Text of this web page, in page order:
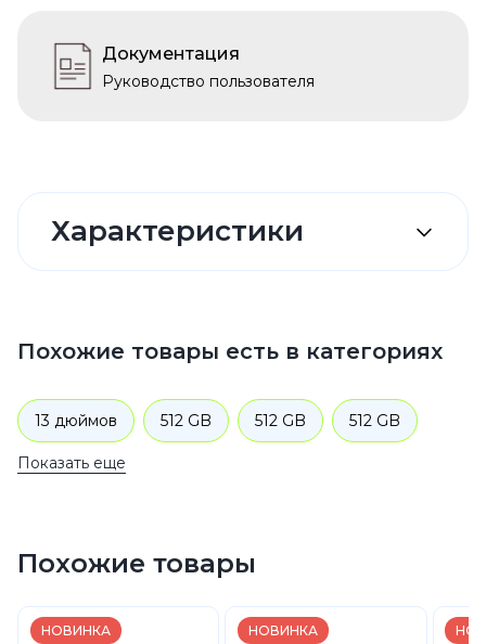
Документация
Руководство пользователя
Характеристики
Похожие товары есть в категориях
13 дюймов 512 GB 512 GB 512 GB
Показать еще
Похожие товары
НОВИНКА НОВИНКА